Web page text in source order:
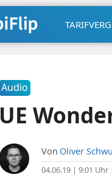
Audio
UE
Von Oliver
04.06.19 | 9:01 Uhr|